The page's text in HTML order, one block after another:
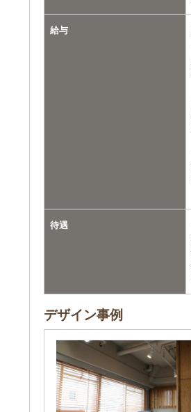
給与
待遇
デザイン事例